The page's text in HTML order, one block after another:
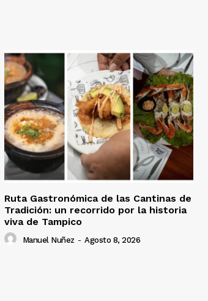
Ruta Gastronómica de las Cantinas de
Tradición: un recorrido por la historia
viva de Tampico
Manuel Nuñez - Agosto 8, 2026